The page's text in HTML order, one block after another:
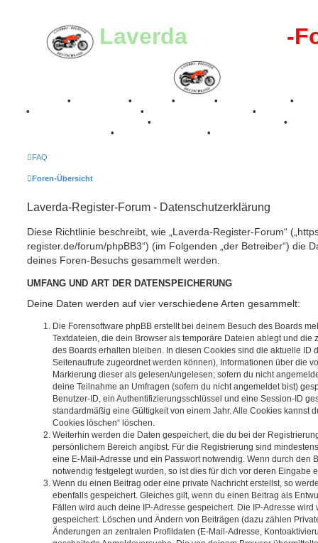
Laverda-Register -
• • • • •
•
•
•
•
•
• •
FAQ
Foren-Übersicht
Laverda-Register-Forum - Datenschutzerklärung
Diese Richtlinie beschreibt, wie „Laverda-Register-Forum“
register.de/forum/phpBB3“) (im Folgenden „der Betreiber“) die
deines Foren-Besuchs gesammelt werden.
UMFANG UND ART DER DATENSPEICHERUNG
Deine Daten werden auf vier verschiedene Arten gesammelt:
Die Forensoftware phpBB erstellt bei deinem Besuch des Boards
Textdateien, die dein Browser als temporäre Dateien ablegt und die
des Boards erhalten bleiben. In diesen Cookies sind die aktuelle ID
Seitenaufrufe zugeordnet werden können), Informationen über die
Markierung dieser als gelesen/ungelesen; sofern du nicht
deine Teilnahme an Umfragen (sofern du nicht angemeldet bist)
Benutzer-ID, ein Authentifizierungsschlüssel und eine Session-ID
standardmäßig eine Gültigkeit von einem Jahr. Alle Cookies kannst
Cookies löschen“ löschen.
Weiterhin werden die Daten gespeichert, die du bei der
persönlichem Bereich angibst. Für die Registrierung sind
eine E-Mail-Adresse und ein Passwort notwendig. Wenn durch den
notwendig festgelegt wurden, so ist dies für dich vor deren Eingabe
Wenn du einen Beitrag oder eine private Nachricht erstellst, so
ebenfalls gespeichert. Gleiches gilt, wenn du einen Beitrag als
Fällen wird auch deine IP-Adresse gespeichert. Die IP-Adresse
gespeichert: Löschen und Ändern von Beiträgen (dazu zählen
Änderungen an zentralen Profildaten (E-Mail-Adresse,